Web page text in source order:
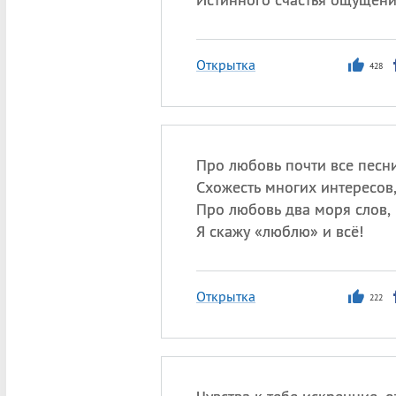
Открытка 428
Про любовь почти все
Схожесть многих интересов,
Про любовь два моря слов,
Я скажу «люблю» и всё!
Открытка 222